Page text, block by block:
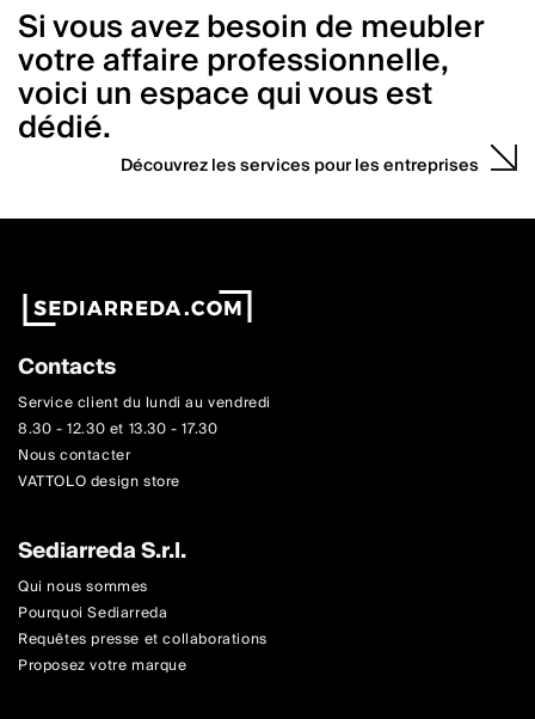
Si vous avez besoin de meubler
votre affaire professionnelle,
voici un espace qui vous est
dédié.
Découvrez les services pour les entreprises
Contacts
Service client du lundi au vendredi
8.30 - 12.30 et 13.30 - 17.30
Nous contacter
VATTOLO design store
Sediarreda S.r.l.
Qui nous sommes
Pourquoi Sediarreda
Requêtes presse et collaborations
Proposez votre marque